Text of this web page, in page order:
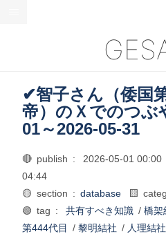
✔智子さん（倭国
帝）のＸでのつぶ
01～2026-05-31
🔴 publish : 2026-05-01 00:00
04:44
🟡 section : database 🟨
🟢 tag :
共有すべき知識 / 橋架
第444代目
/ 黎明結社 / 人理結社